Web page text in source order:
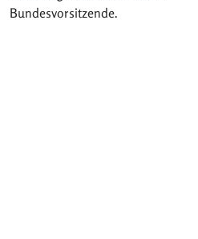
Bundesvorsitzende.